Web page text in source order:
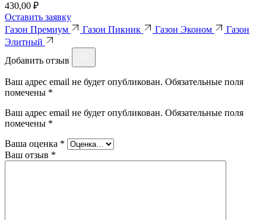
430,00 ₽
Оставить заявку
Газон Премиум
Газон Пикник Газон Эконом
Газон
Элитный
Добавить отзыв
Ваш адрес email не будет опубликован. Обязательные поля
помечены *
Ваш адрес email не будет опубликован. Обязательные поля
помечены *
Ваша оценка *
Ваш отзыв *